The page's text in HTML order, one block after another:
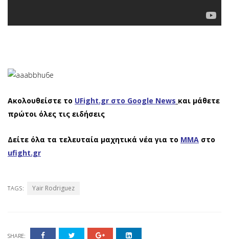
Ακολουθείστε το UFight.gr στο Google News και μάθετε
πρώτοι όλες τις ειδήσεις
Δείτε όλα τα τελευταία μαχητικά νέα για το ΜΜΑ στο
ufight.gr
TAGS: Yair Rodriguez
SHARE: